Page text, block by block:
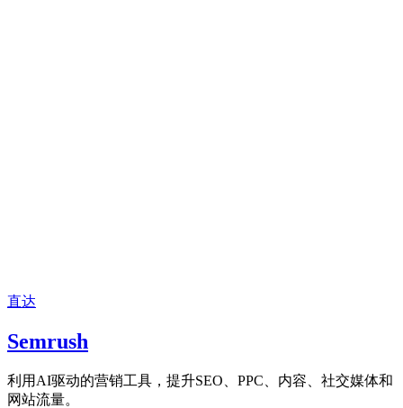
直达
Semrush
利用AI驱动的营销工具，提升SEO、PPC、内容、社交媒体和
网站流量。